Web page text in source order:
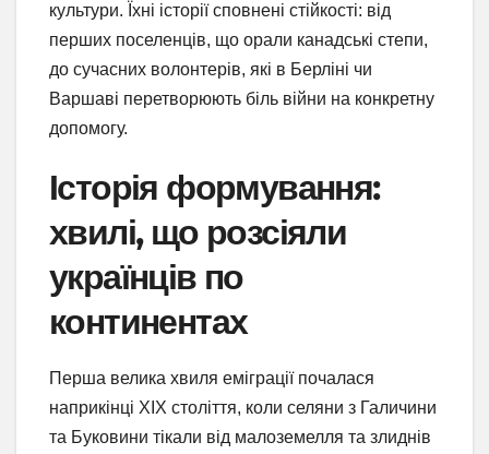
культури. Їхні історії сповнені стійкості: від
перших поселенців, що орали канадські степи,
до сучасних волонтерів, які в Берліні чи
Варшаві перетворюють біль війни на конкретну
допомогу.
Історія формування:
хвилі, що розсіяли
українців по
континентах
Перша велика хвиля еміграції почалася
наприкінці XIX століття, коли селяни з Галичини
та Буковини тікали від малоземелля та злиднів